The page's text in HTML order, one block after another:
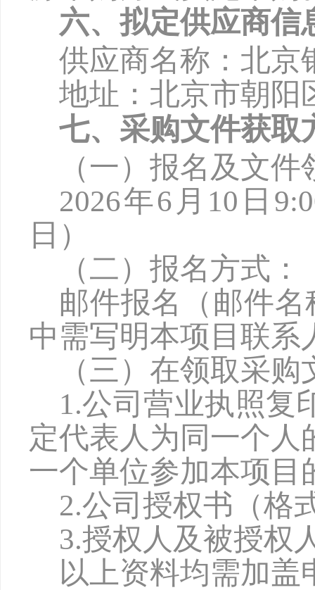
六、拟定供应商信
供应商名称： 北京
地址： 北京市朝阳
七、采购文件获取
（一）报名及文
2026年6月10日
日）
（二）报名方式：
邮件报名（邮件
中需写明本项目联系
（三）在领取采
1.公司营业执照复
定代表人为同一个
一个单位参加本项目
2.公司授权书（格
3.授权人及被授权
以上资料均需加